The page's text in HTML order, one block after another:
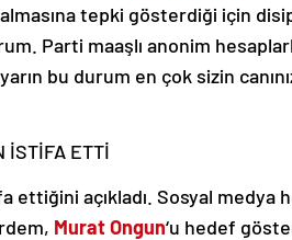
tepki gösterdiği için
Parti maaşlı anonim
bu durum en çok sizin
İSTİFA ETTİ
açıkladı. Sosyal medya
Murat Ongun‘u hedef